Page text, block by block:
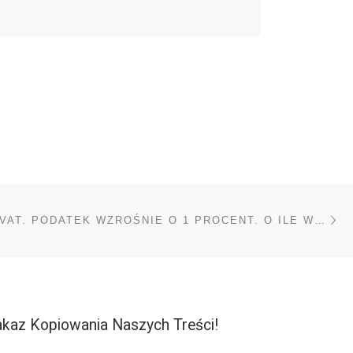
Kopiowania Naszych Treści!